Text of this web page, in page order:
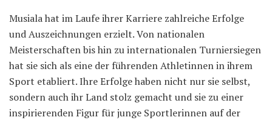
Musiala hat im Laufe ihrer Karriere zahlreiche Erfolge
und Auszeichnungen erzielt. Von nationalen
Meisterschaften bis hin zu internationalen Turniersiegen
hat sie sich als eine der führenden Athletinnen in ihrem
Sport etabliert. Ihre Erfolge haben nicht nur sie selbst,
sondern auch ihr Land stolz gemacht und sie zu einer
inspirierenden Figur für junge Sportlerinnen auf der